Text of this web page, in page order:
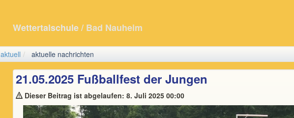
Wettertalschule/ Bad Nauheim
aktuell aktuelle nachrichten
21.05.2025 Fußballfest der Jungen
Dieser Beitrag ist abgelaufen: 8. Juli 2025 00:00